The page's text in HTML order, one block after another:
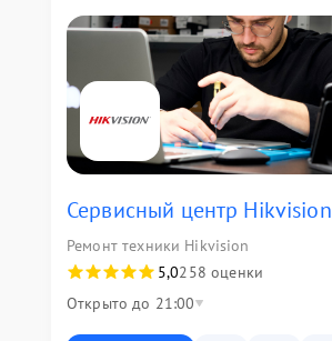
Сервисный центр Hikvision
Ремонт техники Hikvision
5,0258 оценки
Открыто до 21:00